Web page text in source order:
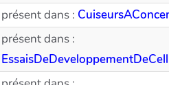
présent dans :
présent dans :